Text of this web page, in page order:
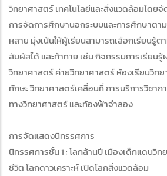
วิทยาศาสตร์ เทคโนโลยีและสิ่งแวดล้อมโดย
การจัดการศึกษานอกระบบและการศึกษาตา
หลาย มุ่งเน้นให้ผู้เรียนสามารถเลือกเรียนรู้ต
สัมผัสได้ และท้าทาย เช่น กิจกรรมการเรียน
วิทยาศาสตร์ ค่ายวิทยาศาสตร์ ห้องเรียนวิท
ทักษะ วิทยาศาสตร์เคลื่อนที่ การบริการวิชาก
ทางวิทยาศาสตร์ และท้องฟ้าจำลอง
การจัดแสดงนิทรรศการ
นิทรรศการชั้น 1 : โลกล้านปี เมืองเด็กแดนวิ
ชีวิต โลกดาวเคราะห์ เปิดโลกสิ่งแวดล้อม